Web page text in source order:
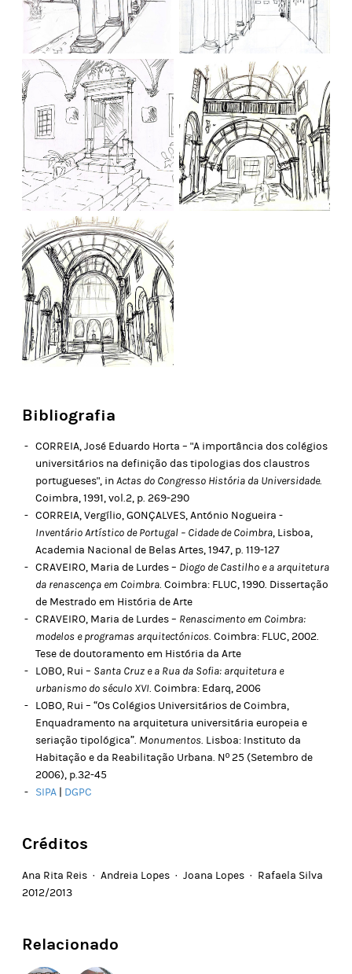
Bibliografia
CORREIA, José Eduardo Horta – "A importância dos colégios
universitários na definição das tipologias dos claustros
portugueses", inActas do Congresso História da Universidade.
Coimbra, 1991, vol.2, p. 269-290
CORREIA, Vergílio, GONÇALVES, António Nogueira -
Inventário Artístico de Portugal – Cidade de Coimbra, Lisboa,
Academia Nacional de Belas Artes, 1947, p. 119-127
CRAVEIRO, Maria de Lurdes – Diogo de Castilho e a arquitetura
da renascença em Coimbra. Coimbra: FLUC, 1990. Dissertação
de Mestrado em História de Arte
CRAVEIRO, Maria de Lurdes – Renascimento em Coimbra:
modelos e programas arquitectónicos. Coimbra: FLUC, 2002.
Tese de doutoramento em História da Arte
LOBO, Rui – Santa Cruz e a Rua da Sofia: arquitetura e
urbanismo do século XVI. Coimbra: Edarq, 2006
LOBO, Rui – “Os Colégios Universitários de Coimbra,
Enquadramento na arquitetura universitária europeia e
seriação tipológica”. Monumentos. Lisboa: Instituto da
Habitação e da Reabilitação Urbana. Nº 25 (Setembro de
2006), p.32-45
SIPA| DGPC
Créditos
Ana Rita Reis · Andreia Lopes · Joana Lopes · Rafaela Silva
2012/2013
Relacionado